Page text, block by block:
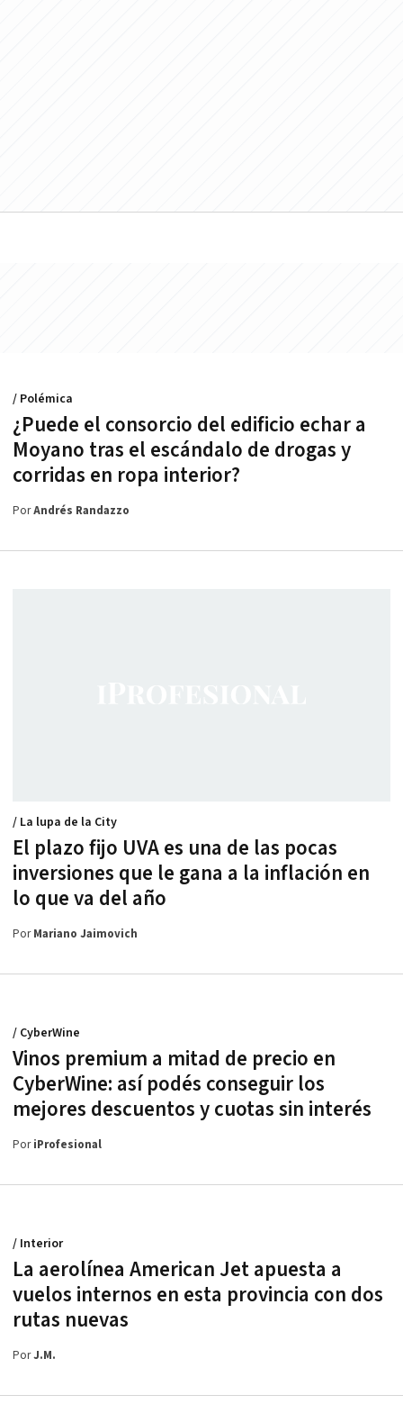
¿Puede el consorcio del edificio echar a
Moyano tras el escándalo de drogas y
corridas en ropa interior?
/ Polémica
PorAndrés Randazzo
El plazo fijo UVA es una de las pocas
inversiones que le gana a la inflación en
lo que va del año
/ La lupa de la City
PorMariano Jaimovich
Vinos premium a mitad de precio en
CyberWine: así podés conseguir los
mejores descuentos y cuotas sin interés
/ CyberWine
PoriProfesional
La aerolínea American Jet apuesta a
vuelos internos en esta provincia con dos
rutas nuevas
/ Interior
PorJ.M.